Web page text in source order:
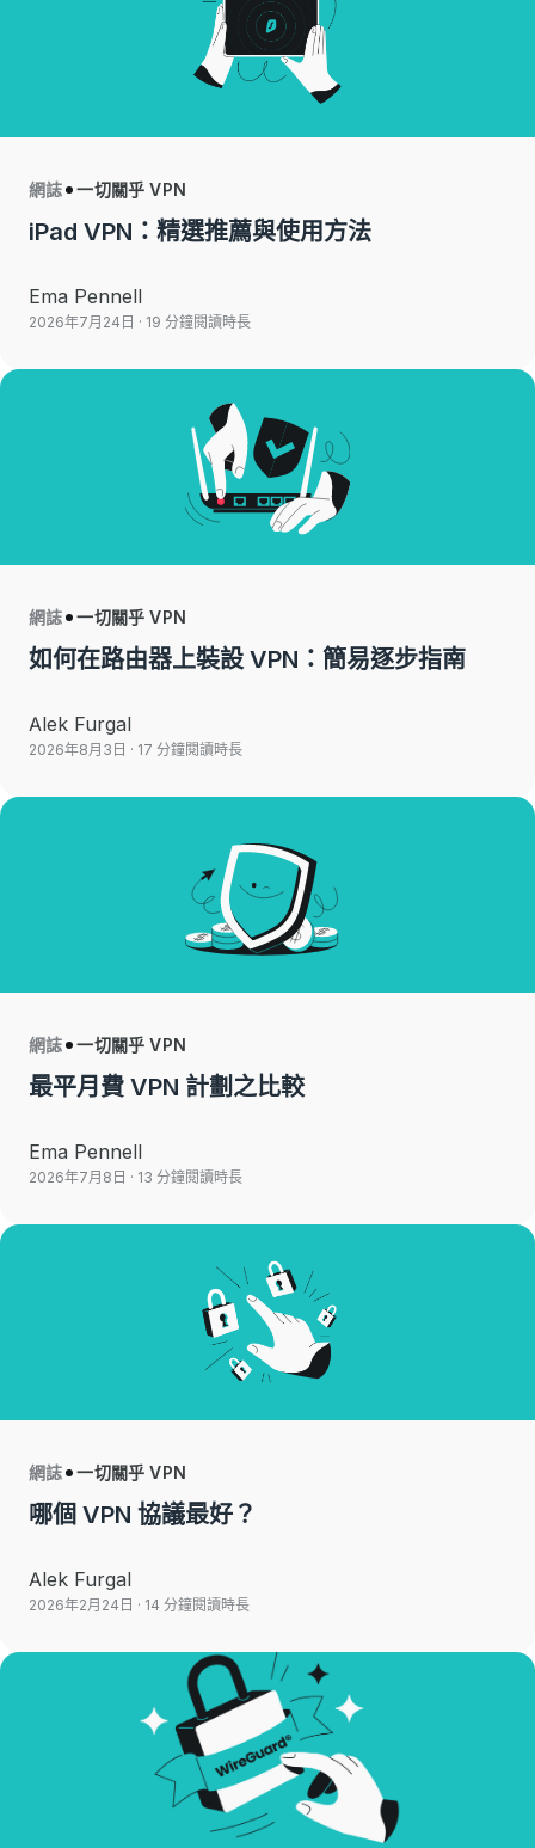
網誌 一切關乎 VPN
iPad VPN：精選推薦與使用方法
Ema Pennell
2026年7月24日 · 19 分鐘閱讀時長
網誌 一切關乎 VPN
如何在路由器上裝設 VPN：簡易逐步指南
Alek Furgal
2026年8月3日 · 17 分鐘閱讀時長
網誌 一切關乎 VPN
最平月費 VPN 計劃之比較
Ema Pennell
2026年7月8日 · 13 分鐘閱讀時長
網誌 一切關乎 VPN
哪個 VPN 協議最好？
Alek Furgal
2026年2月24日 · 14 分鐘閱讀時長